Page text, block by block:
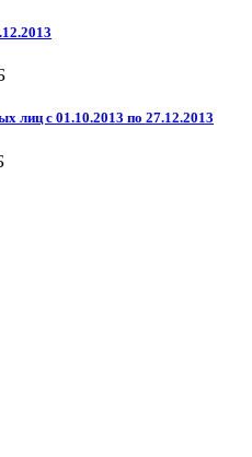
лиц с 01.10.2013 по 27.12.2013